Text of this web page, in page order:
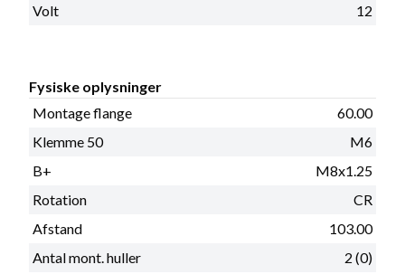
Volt
12
Fysiske oplysninger
Montage flange
60.00
Klemme 50
M6
B+
M8x1.25
Rotation
CR
Afstand
103.00
Antal mont. huller
2 (0)